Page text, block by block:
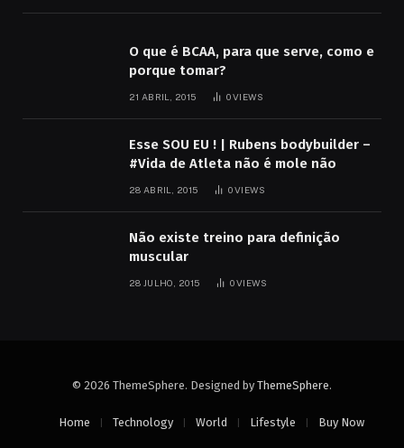
O que é BCAA, para que serve, como e
porque tomar?
21 ABRIL, 2015 0VIEWS
Esse SOU EU ! | Rubens bodybuilder –
#Vida de Atleta não é mole não
28 ABRIL, 2015 0VIEWS
Não existe treino para definição
muscular
28 JULHO, 2015 0VIEWS
© 2026 ThemeSphere. Designed by ThemeSphere.
Home Technology World Lifestyle Buy Now